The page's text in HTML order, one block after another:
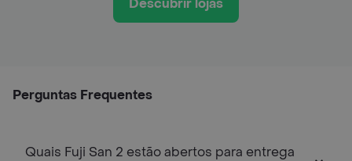
Descubrir lojas
Perguntas Frequentes
Quais Fuji San 2 estão abertos para entrega